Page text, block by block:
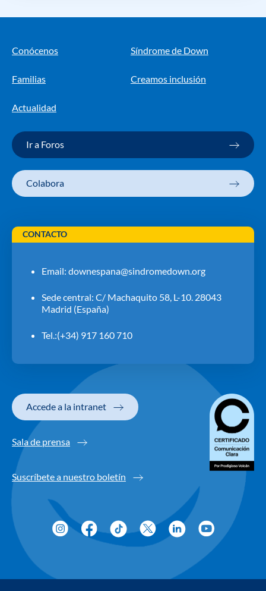
Conócenos Síndrome de Down
Familias Creamos inclusión
Actualidad
Ir a Foros
Colabora
CONTACTO
Email: downespana@sindromedown.org
Sede central: C/ Machaquito 58, L-10. 28043
Madrid (España)
Tel.:(+34) 917 160 710
Accede a la intranet
Sala de prensa
Suscríbete a nuestro boletín